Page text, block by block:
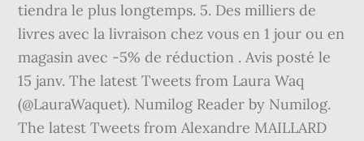
tiendra le plus longtemps. 5. Des milliers de
livres avec la livraison chez vous en 1 jour ou en
magasin avec -5% de réduction . Avis posté le
15 janv. The latest Tweets from Laura Waq
(@LauraWaquet). Numilog Reader by Numilog.
The latest Tweets from Alexandre MAILLARD